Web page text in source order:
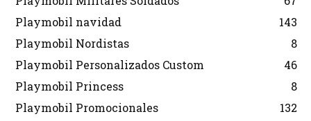
Playmobil navidad
143
Playmobil Nordistas
8
Playmobil Personalizados Custom
46
Playmobil Princess
8
Playmobil Promocionales
132